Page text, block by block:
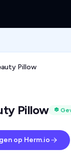
Pillow
Pillow
op Herm.io